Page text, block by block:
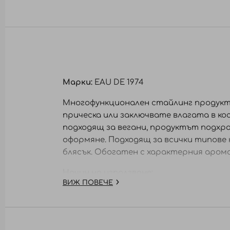
Марки: EAU DE 1974
Многофункционален стайлинг
прическа или заключвате влагата в
подходящ за вегани, продуктът
оформяне. Подходящ за всички
блясък. Обогатен с характерния
отмива.
ВИЖ ПОВЕЧЕ